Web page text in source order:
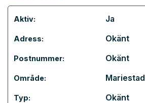
Aktiv: Ja
Adress: Okänt
Postnummer: Okänt
Område: Mariestad
Typ: Okänt